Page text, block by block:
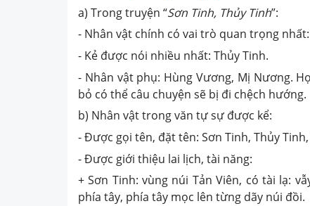
a) Trong truyện “Sơn Tinh, Thủy Tinh”:
- Nhân vật chính có vai trò quan trọng
- Kẻ được nói nhiều nhất: Thủy Tinh.
- Nhân vật phụ: Hùng Vương, Mị Nương.
bỏ có thể câu chuyện sẽ bị đi chệch hướng.
b) Nhân vật trong văn tự sự được kể:
- Được gọi tên, đặt tên: Sơn Tinh, Thủy
- Được giới thiệu lai lịch, tài năng:
+ Sơn Tinh: vùng núi Tản Viên, có tài lạ:
phía tây, phía tây mọc lên từng dãy núi đồi.